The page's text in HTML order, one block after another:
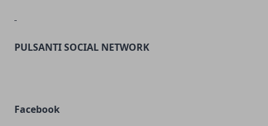
PULSANTI SOCIAL NETWORK
Facebook